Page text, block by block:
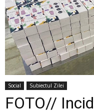
Social Subiectul Zilei
FOTO//